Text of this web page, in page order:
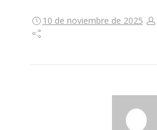
10 de noviembre de 2025